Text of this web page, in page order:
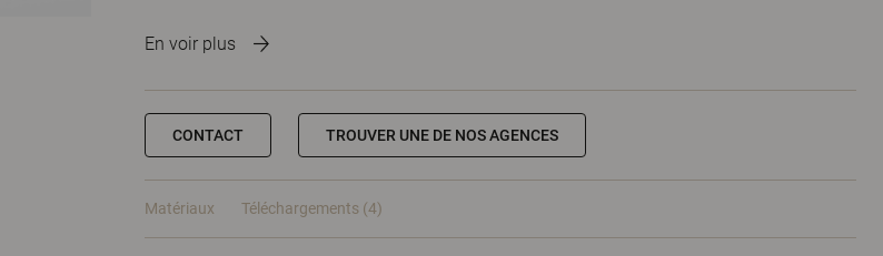
En voir plus
CONTACT TROUVER UNE DE NOS AGENCES
Matériaux Téléchargements (4)